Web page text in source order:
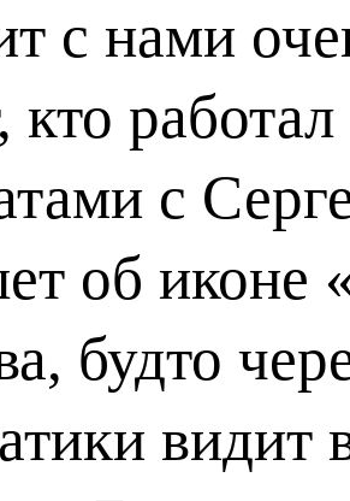
с нами
кто
с
об иконе
будто
видит